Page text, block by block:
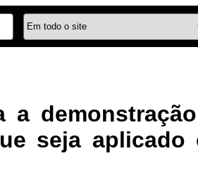
a
seja